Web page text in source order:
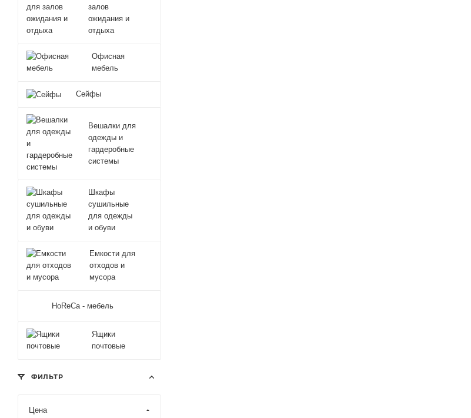
залов
ожидания и
отдыха
Офисная
мебель
Сейфы
Вешалки для
одежды и
гардеробные
системы
Шкафы
сушильные
для одежды
и обуви
Емкости для
отходов и
мусора
HoReCa - мебель
Ящики
почтовые
ФИЛЬТР
Цена